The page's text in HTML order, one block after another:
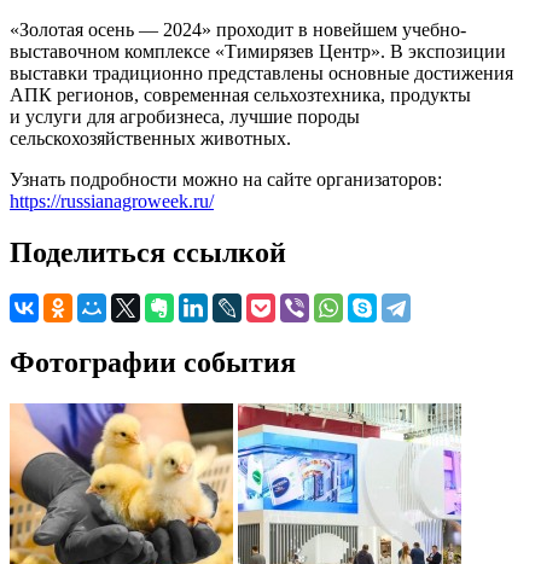
«Золотая осень — 2024» проходит в новейшем учебно-
выставочном комплексе «Тимирязев Центр». В экспозиции
выставки традиционно представлены основные достижения
АПК регионов, современная сельхозтехника, продукты
и услуги для агробизнеса, лучшие породы
сельскохозяйственных животных.
Узнать подробности можно на сайте организаторов:
https://russianagroweek.ru/
Поделиться ссылкой
Фотографии события